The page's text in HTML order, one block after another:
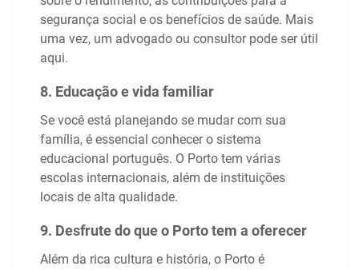
segurança social e os benefícios de saúde. Mais
uma vez, um advogado ou consultor pode ser útil
aqui.
8. Educação e vida familiar
Se você está planejando se mudar com sua
família, é essencial conhecer o sistema
educacional português. O Porto tem várias
escolas internacionais, além de instituições
locais de alta qualidade.
9. Desfrute do que o Porto tem a oferecer
Além da rica cultura e história, o Porto é